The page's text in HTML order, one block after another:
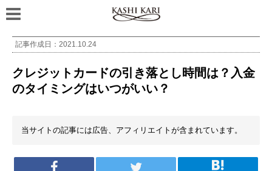
記事作成日： 2021.10.24
クレジットカードの引き落とし時間は？入金
のタイミングはいつがいい？
当サイトの記事には広告、アフィリエイトが含まれています。